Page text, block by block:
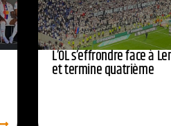
L’OL s’effrondre face à
et termine quatrième